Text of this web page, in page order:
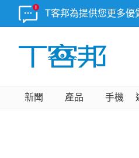
T客邦為提供您更多優
新聞 產品 手機